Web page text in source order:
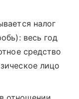
налог
весь год
средство
лицо